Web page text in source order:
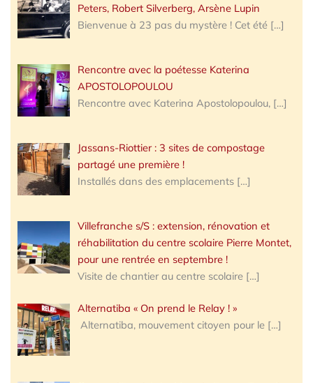
Peters, Robert Silverberg, Arsène Lupin
Bienvenue à 23 pas du mystère ! Cet été […]
Rencontre avec la poétesse Katerina
APOSTOLOPOULOU
Rencontre avec Katerina Apostolopoulou, […]
Jassans-Riottier : 3 sites de compostage
partagé une première !
Installés dans des emplacements […]
Villefranche s/S : extension, rénovation et
réhabilitation du centre scolaire Pierre Montet,
pour une rentrée en septembre !
Visite de chantier au centre scolaire […]
Alternatiba « On prend le Relay ! »
Alternatiba, mouvement citoyen pour le […]